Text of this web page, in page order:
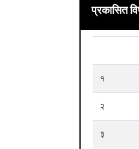
प्रकासित
१
२
३